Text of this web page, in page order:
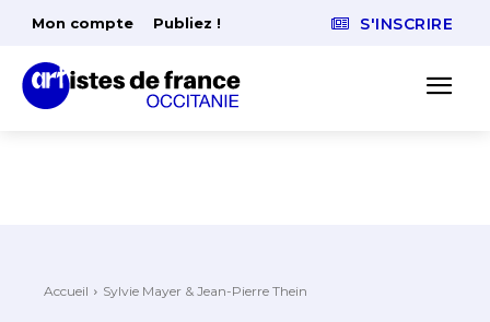
Mon compte Publiez ! S'INSCRIRE
Accueil Sylvie Mayer & Jean-Pierre Thein